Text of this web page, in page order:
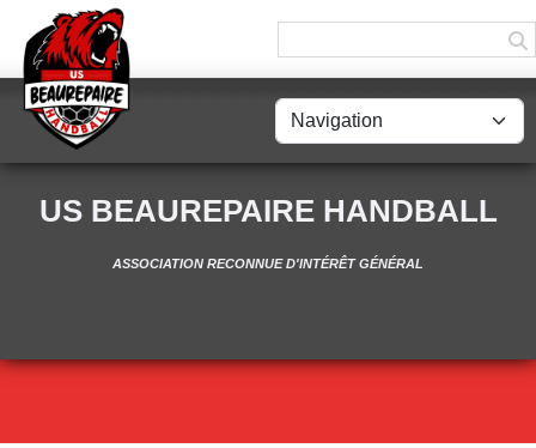
US BEAUREPAIRE HANDBALL
ASSOCIATION RECONNUE D'INTÉRÊT GÉNÉRAL
Panneau de gestion des cookies